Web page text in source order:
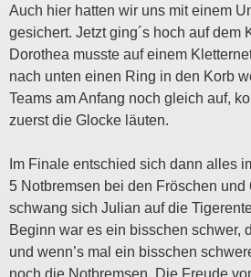
Auch hier hatten wir uns mit einem
gesichert. Jetzt ging´s hoch auf dem
Dorothea musste auf einem
nach unten einen Ring in den Korb
Teams am Anfang noch gleich auf,
zuerst die Glocke läuten.
Im Finale entschied sich dann alles
5 Notbremsen bei den Fröschen und
schwang sich Julian auf die
Beginn war es ein bisschen schwer,
und wenn’s mal ein bisschen
noch die Notbremsen. Die Freude